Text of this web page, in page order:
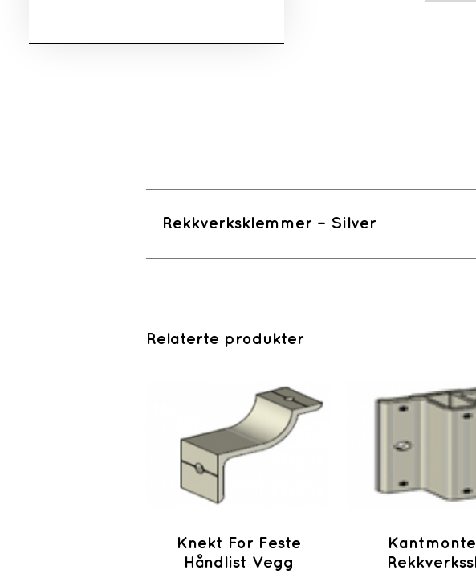
Rekkverksklemmer – Silver
Relaterte produkter
Knekt For Feste
Håndlist Vegg